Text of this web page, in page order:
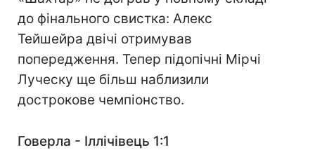
до фінального свистка: Алекс
Тейшейра двічі отримував
попередження. Тепер підопічні Мірчі
Луческу ще більш наблизили
дострокове чемпіонство.
Говерла - Іллічівець 1:1